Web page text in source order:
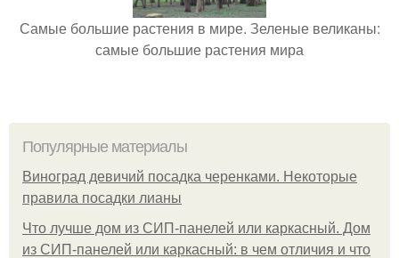
Самые большие растения в мире. Зеленые великаны:
самые большие растения мира
Популярные материалы
Виноград девичий посадка черенками. Некоторые
правила посадки лианы
Что лучше дом из СИП-панелей или каркасный. Дом
из СИП-панелей или каркасный: в чем отличия и что